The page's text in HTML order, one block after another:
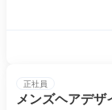
正社員
メンズヘアデザ